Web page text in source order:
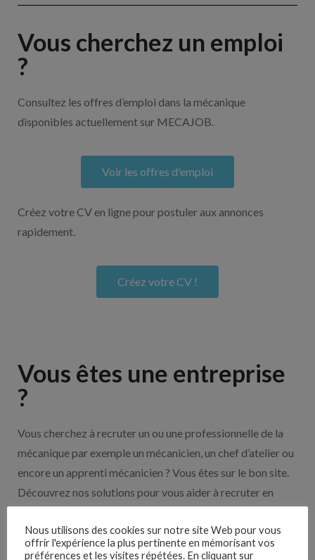
Vous cherchez un emploi
?
Consultez les offres d’emploi dans la mécanique
disponibles actuellement sur MECAJOB.
Voir les offres d'emploi
Créez votre CV en ligne pour postuler aux annonces
rapidement.
Créez votre CV !
Vous êtes une entreprise
?
Vous cherchez à recruter un ou une professionnelle de la
mécanique par exemple un mécanicien, un chef d’atelier ou
encore un apprenti mécanicien ? Vous êtes sur le bon site.
Découvrez nos solutions pour vous aider à recruter en
Nous utilisons des cookies sur notre site Web pour vous
offrir l'expérience la plus pertinente en mémorisant vos
préférences et les visites répétées. En cliquant sur